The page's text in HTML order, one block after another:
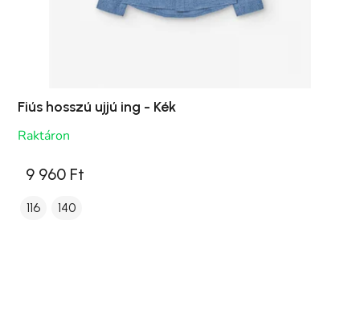
Fiús hosszú ujjú ing - Kék
Raktáron
9 960 Ft
116 140